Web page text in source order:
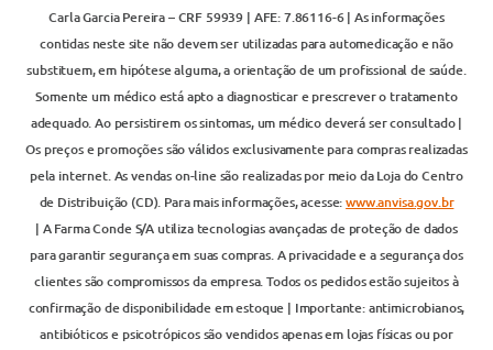
Carla Garcia Pereira – CRF 59939 | AFE: 7.86116-6 | As informações
contidas neste site não devem ser utilizadas para automedicação e não
substituem, em hipótese alguma, a orientação de um profissional de saúde.
Somente um médico está apto a diagnosticar e prescrever o tratamento
adequado. Ao persistirem os sintomas, um médico deverá ser consultado |
Os preços e promoções são válidos exclusivamente para compras realizadas
pela internet. As vendas on-line são realizadas por meio da Loja do Centro
de Distribuição (CD). Para mais informações, acesse:www.anvisa.gov.br
| A Farma Conde S/A utiliza tecnologias avançadas de proteção de dados
para garantir segurança em suas compras. A privacidade e a segurança dos
clientes são compromissos da empresa. Todos os pedidos estão sujeitos à
confirmação de disponibilidade em estoque | Importante: antimicrobianos,
antibióticos e psicotrópicos são vendidos apenas em lojas físicas ou por